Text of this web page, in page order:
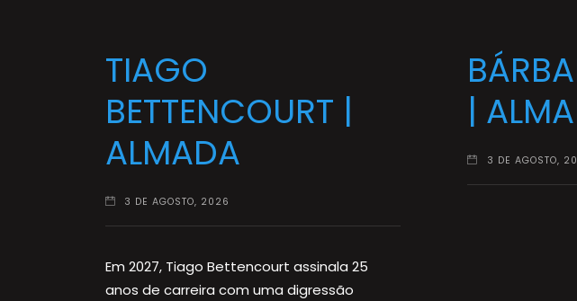
TIAGO
BETTENCOURT |
ALMADA
3 DE AGOSTO, 2026
Em 2027, Tiago Bettencourt assinala 25
anos de carreira com uma digressão
|
3 DE AGOSTO,